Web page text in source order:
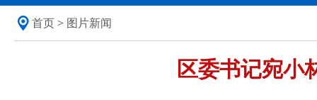
首页 > 图片新闻
区委书记宛小